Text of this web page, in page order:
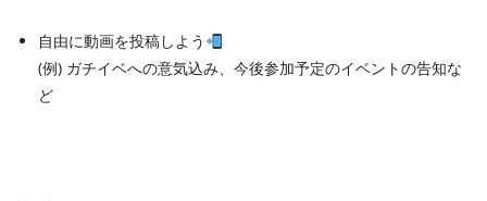
自由に動画を投稿しよう
(例) ガチイベへの意気込み、今後参加予定のイベントの告知な
ど